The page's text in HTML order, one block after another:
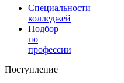
Специальности
колледжей
Подбор
по
профессии
Поступление